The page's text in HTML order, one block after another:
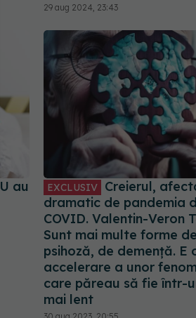
29 aug 2024, 23:43
au
EXCLUSIV
Creierul,
dramatic de pandemia
COVID. Valentin-Veron
Sunt mai multe forme de
psihoză, de demență. E
accelerare a unor
care păreau să fie într-
mai lent